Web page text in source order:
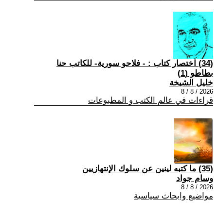
(34) اختصار كتاب : - فلاحو سورية- للكاتب حنا
بطاطو (1)
خليل الشيخة
2026 / 8 / 8
قراءات في عالم الكتب و المطبوعات
(35) ما كتبه لينين عن سلوك الإنتهازيين
وسام جواد
2026 / 8 / 8
مواضيع وابحاث سياسية